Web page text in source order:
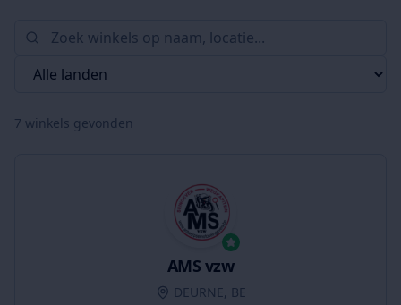
7 winkels gevonden
AMS vzw
DEURNE, BE